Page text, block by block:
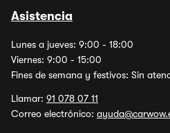
Asistencia
Lunes a jueves: 9:00 - 18:00
Viernes: 9:00 - 15:00
Fines de semana y festivos: Sin
Llamar: 91 078 07 11
Correo electrónico: